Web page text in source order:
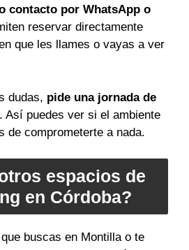
contacto por WhatsApp o
reservar directamente
que les llames o vayas a ver
dudas, pide una jornada de
puedes ver si el ambiente
de comprometerte a nada.
espacios de
en Córdoba?
buscas en Montilla o te